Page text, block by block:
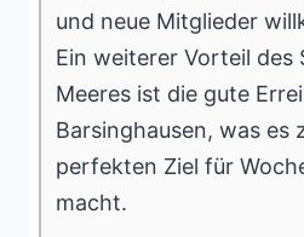
und neue Mitglieder
Ein weiterer Vorteil des
Meeres ist die gute
Barsinghausen, was es
perfekten Ziel für
macht.